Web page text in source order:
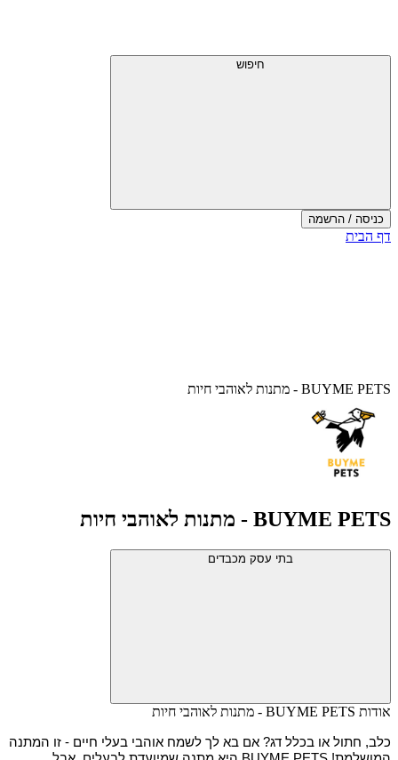
עליון
חיפוש
כניסה / הרשמה
סוף
דף הבית
BUYME PETS - מתנות לאוהבי חיות
BUYME PETS - מתנות לאוהבי חיות
בתי עסק מכבדים
אודות BUYME PETS - מתנות לאוהבי חיות